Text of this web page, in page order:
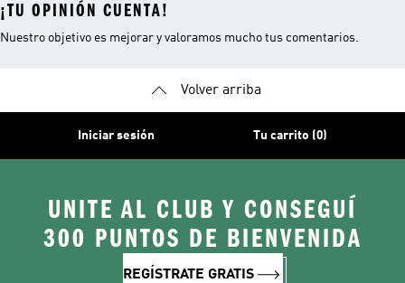
¡TU OPINIÓN CUENTA!
Nuestro objetivo es mejorar y valoramos mucho tus comentarios.
Volver arriba
Iniciar sesión Tu carrito (0)
UNITE AL CLUB Y CONSEGUÍ
300 PUNTOS DE BIENVENIDA
REGÍSTRATE GRATIS